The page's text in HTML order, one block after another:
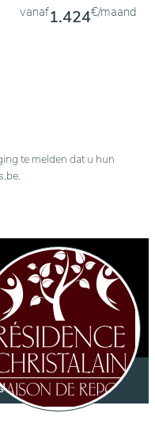
vanaf1.424€/maand
te melden dat u hun
vervoer
Fietstalling